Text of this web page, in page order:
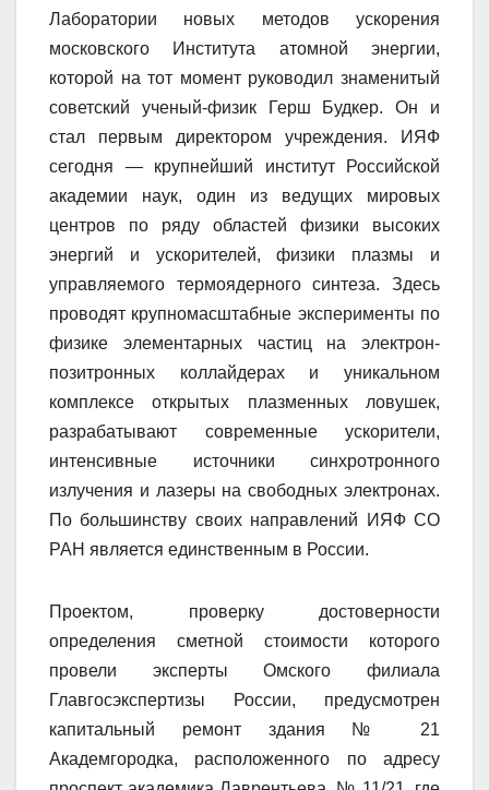
Лаборатории новых методов ускорения
московского Института атомной энергии,
которой на тот момент руководил знаменитый
советский ученый-физик Герш Будкер. Он и
стал первым директором учреждения. ИЯФ
сегодня — крупнейший институт Российской
академии наук, один из ведущих мировых
центров по ряду областей физики высоких
энергий и ускорителей, физики плазмы и
управляемого термоядерного синтеза. Здесь
проводят крупномасштабные эксперименты по
физике элементарных частиц на электрон-
позитронных коллайдерах и уникальном
комплексе открытых плазменных ловушек,
разрабатывают современные ускорители,
интенсивные источники синхротронного
излучения и лазеры на свободных электронах.
По большинству своих направлений ИЯФ СО
РАН является единственным в России.
Проектом, проверку достоверности
определения сметной стоимости которого
провели эксперты Омского филиала
Главгосэкспертизы России, предусмотрен
капитальный ремонт здания № 21
Академгородка, расположенного по адресу